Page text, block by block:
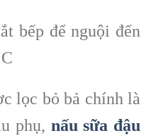
bếp để nguội đến
lọc bỏ bả chính là
phụ, nấu sữa đậu